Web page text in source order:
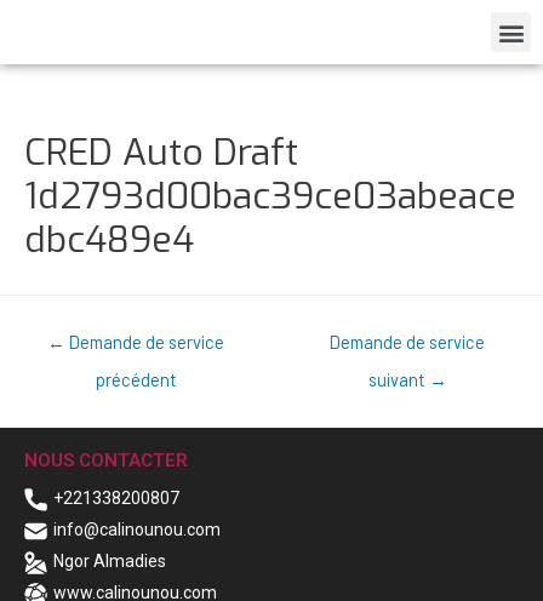
CRED Auto Draft
1d2793d00bac39ce03abeace
dbc489e4
← Demande de service
précédent
Demande de service
suivant →
NOUS CONTACTER
+221338200807
info@calinounou.com
Ngor Almadies
www.calinounou.com